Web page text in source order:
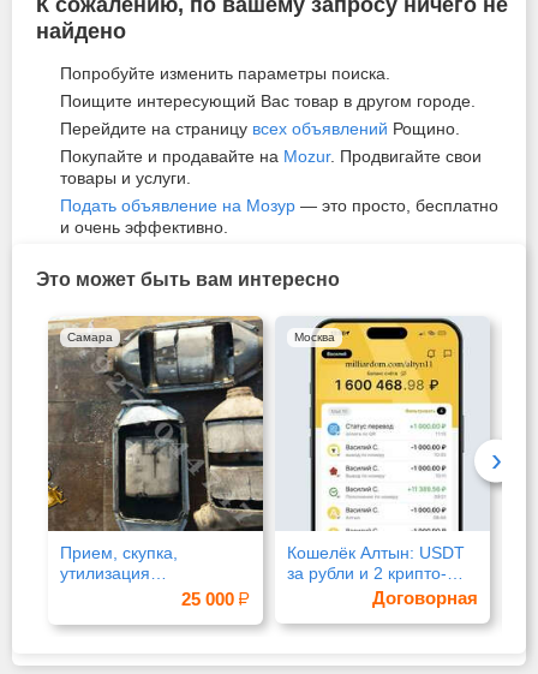
К сожалению, по вашему запросу ничего не
найдено
Попробуйте изменить параметры поиска.
Поищите интересующий Вас товар в другом городе.
Перейдите на страницу всех объявлений Рощино.
Покупайте и продавайте на Mozur. Продвигайте свои
товары и услуги.
Подать объявление на Мозур — это просто, бесплатно
и очень эффективно.
Это может быть вам интересно
Прием, скупка,
утилизация
25 000
Самара
Кошелёк Алтын: USDT
за рубли и 2 крипто-
Договорная
Москва
›